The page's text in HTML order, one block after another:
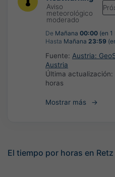
Aviso
meteorológico
moderado
De Mañana 00:00 (en 1
Hasta Mañana 23:59
Fuente: Austria:
Austria
Última actualización:
horas
Mostrar más
El tiempo por horas en Retz